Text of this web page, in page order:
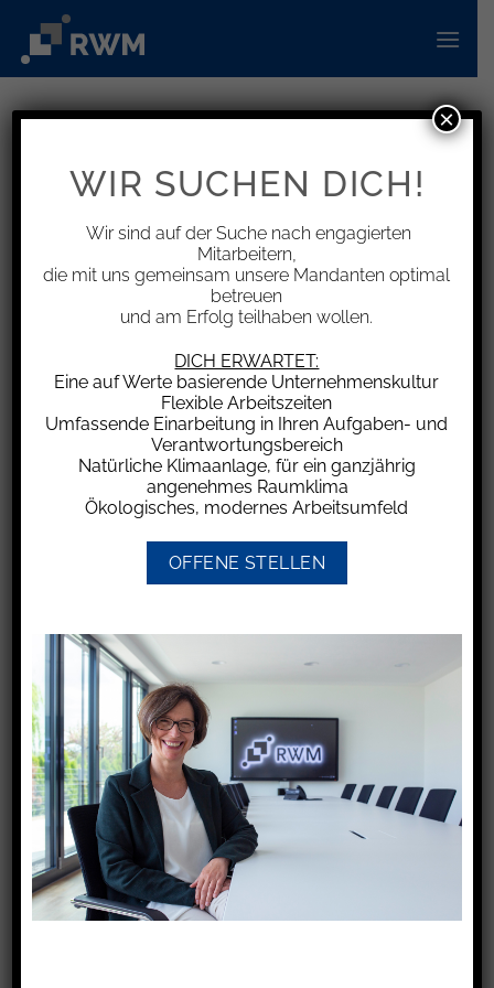
Inhalt
springen
Steuerunterlagen für 2023
einreichen – Abgabefrist für von
Beratern gefertigte
Steuererklärungen läuft am
2.6.2025 ab
Für Steuerpflichtige, die ihre Steuererklärungen
durch einen Steuerberater abgeben lassen,
gelten verlängerte Abgabefristen bei den
Finanzverwaltungen. Für die Abgabe der
Wirtschaftsjahr gilt eine Abgabefrist für den
Steuerberater zum 2.6.2025. Für von
Forstwirte mit abweichendem Wirtschaftsjahr
endet die Frist zur Abgabe der
Steuererklärungen für das Wirtschaftsjahr
2023/2024 am 31.10.2025 bzw. 3.11.2025,
abhängig von den Feiertagen innerhalb der
Bundesländer.
Unterlagen und Belege müssen vorliegen,
damit der Steuerberater die Abgabefrist
einhalten kann. Mandanten sollten hierüber mit
ihrem Steuerberater besprechen.
WIR SUCHEN DICH!
Wir sind auf der Suche nach engagierten
Mitarbeitern,
die mit uns gemeinsam unsere Mandanten optimal
betreuen
und am Erfolg teilhaben wollen.
DICH ERWARTET:
Eine auf Werte basierende Unternehmenskultur
Flexible Arbeitszeiten
Umfassende Einarbeitung in Ihren Aufgaben- und
Verantwortungsbereich
Natürliche Klimaanlage, für ein ganzjährig
angenehmes Raumklima
Ökologisches, modernes Arbeitsumfeld
OFFENE STELLEN
×